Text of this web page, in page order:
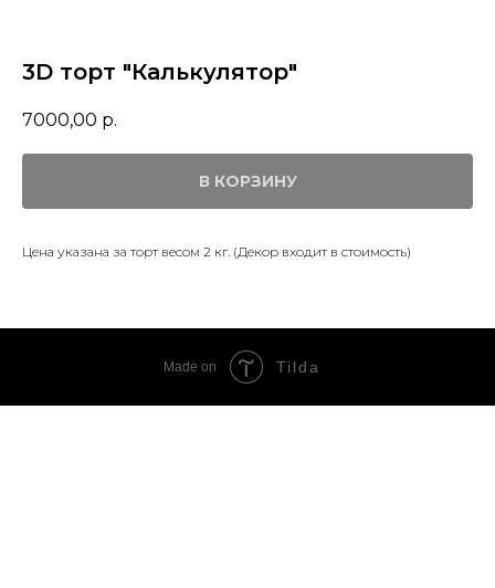
3D торт "Калькулятор"
7000,00 р.
В КОРЗИНУ
Цена указана за торт весом 2 кг. (Декор входит в стоимость)
Made on Tilda